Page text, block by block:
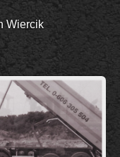
Wiercik